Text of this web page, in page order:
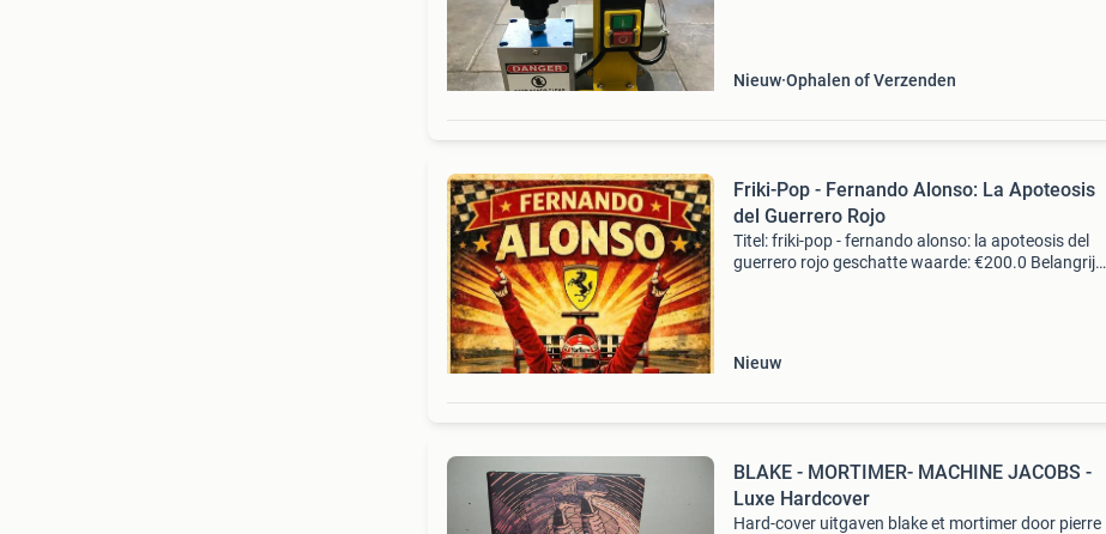
Nieuw Ophalen of Verzenden
Friki-Pop - Fernando Alonso: La Apoteosis
del Guerrero Rojo
Titel: friki-pop - fernando alonso: la apoteosis del
guerrero rojo geschatte waarde: €200.0 Belangrijk:
Nieuw
BLAKE - MORTIMER- MACHINE JACOBS -
Luxe Hardcover
Hard-cover uitgaven blake et mortimer door pierre